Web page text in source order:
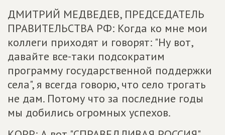
ДМИТРИЙ МЕДВЕДЕВ, ПРЕДСЕДАТЕЛЬ
ПРАВИТЕЛЬСТВА РФ: Когда ко мне мои
коллеги приходят и говорят: "Ну вот,
давайте все-таки подсократим
программу государственной поддержки
села", я всегда говорю, что село трогать
не дам. Потому что за последние годы
мы добились огромных успехов.